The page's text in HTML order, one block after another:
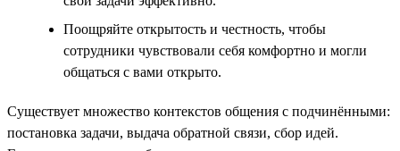
Поощряйте открытость и честность, чтобы
сотрудники чувствовали себя комфортно и могли
общаться с вами открыто.
Существует множество контекстов общения с подчинёнными:
постановка задачи, выдача обратной связи, сбор идей.